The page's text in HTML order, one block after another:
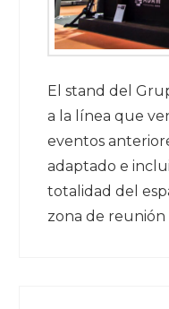
El stand del
a la línea que
eventos
adaptado e
totalidad del
zona de reunión